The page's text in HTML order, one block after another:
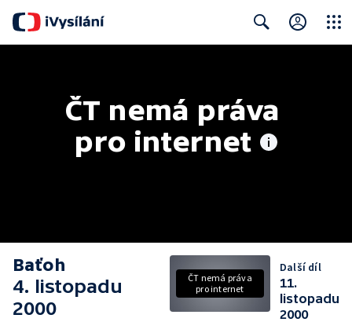
ČT nemá práva
pro internet
Baťoh
4. listopadu
2000
ČT nemá práva
pro internet
Další díl
11.
listopadu
2000